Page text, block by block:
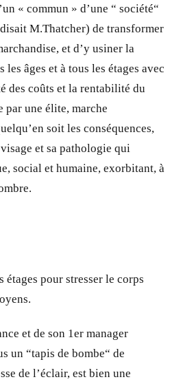
« commun » d’une “ société“
M.Thatcher) de transformer
et d’y usiner la
âges et à tous les étages avec
des coûts et la rentabilité du
par une élite, marche
soit les conséquences,
et sa pathologie qui
social et humaine, exorbitant, à
pour stresser le corps
et de son 1er manager
un “tapis de bombe“ de
de l’éclair, est bien une